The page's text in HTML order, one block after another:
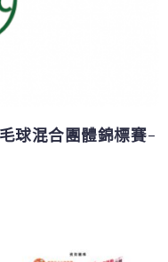
球混合團體錦標賽-